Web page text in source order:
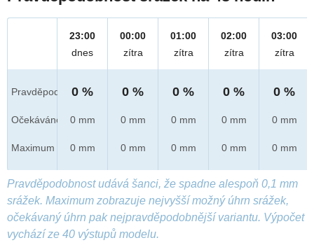
Pravděpod.
Očekáváno
Maximum
23:00
dnes
0 %
0 mm
0 mm
00:00
zítra
0 %
0 mm
0 mm
01:00
zítra
0 %
0 mm
0 mm
02:00
zítra
0 %
0 mm
0 mm
03:00
zítra
0 %
0 mm
0 mm
Pravděpodobnost udává šanci, že spadne alespoň 0,1 mm
srážek. Maximum zobrazuje nejvyšší možný úhrn srážek,
očekávaný úhrn pak nejpravděpodobnější variantu. Výpočet
vychází ze 40 výstupů modelu.